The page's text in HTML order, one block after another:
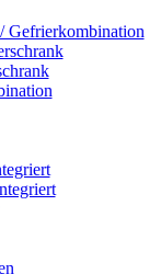
Gefrierkombination